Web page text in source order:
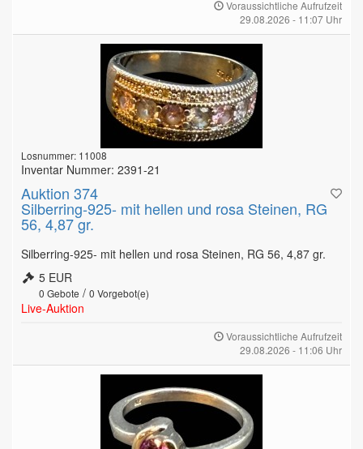
Voraussichtliche Aufrufzeit
29.08.2026 - 11:07 Uhr
Losnummer: 11008
Inventar Nummer: 2391-21
Auktion 374
Silberring-925- mit hellen und rosa Steinen, RG
56, 4,87 gr.
Silberring-925- mit hellen und rosa Steinen, RG 56, 4,87 gr.
5 EUR
0 Gebote / 0 Vorgebot(e)
Live-Auktion
Voraussichtliche Aufrufzeit
29.08.2026 - 11:06 Uhr